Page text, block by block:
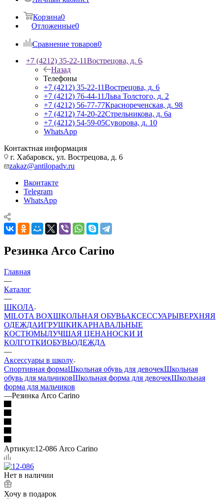
Корзина0
Отложенные0
Сравнение товаров0
+7 (4212) 35-22-11Вострецова, д. 6
Назад
Телефоны
+7 (4212) 35-22-11Вострецова, д. 6
+7 (4212) 76-44-11Льва Толстого, д. 2
+7 (4212) 56-77-77Краснореченская, д. 98
+7 (4212) 74-20-22Стрельникова, д. 6а
+7 (4212) 54-59-05Суворова, д. 10
WhatsApp
Контактная информация
г. Хабаровск, ул. Вострецова, д. 6
zakaz@antilopadv.ru
Вконтакте
Telegram
WhatsApp
Резинка Arco Carino
Главная
—
Каталог
—
ШКОЛА
MILOTA BOXШКОЛЬНАЯ ОБУВЬАКСЕССУАРЫВЕРХНЯЯ
ОДЕЖДАИГРУШКИКАРНАВАЛЬНЫЕ
КОСТЮМЫЛУЧШАЯ ЦЕНАНОСКИ И
КОЛГОТКИОБУВЬОДЕЖДА
—
Аксессуары в школу
Спортивная формаШкольная обувь для девочекШкольная
обувь для мальчиковШкольная форма для девочекШкольная
форма для мальчиков
—Резинка Arco Carino
Артикул:12-086 Arco Carino
Нет в наличии
Хочу в подарок